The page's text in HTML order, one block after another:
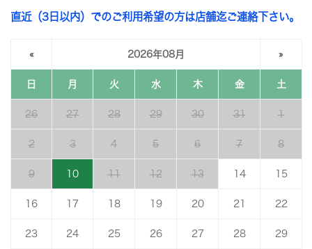
直近（3日以内）でのご利用希望の方は店舗迄ご連絡下さい。
« 2026年08月 »
日 月 火 水 木 金 土
26 27 28 29 30 31 1
2 3 4 5 6 7 8
9 10 11 12 13 14 15
16 17 18 19 20 21 22
23 24 25 26 27 28 29